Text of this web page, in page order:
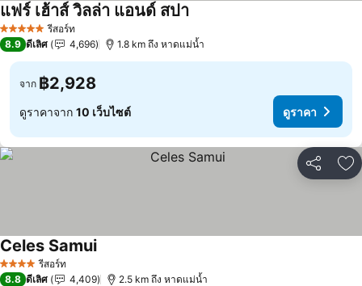
5 ดาว รีสอร์ท
แฟร์ เฮ้าส์ วิลล่า แอนด์ สปาดูราคา
8.9 ดีเลิศ 4,696 1.8 km ถึง หาดแม่น้ำ
จาก ฿2,928
ดูราคาจาก 10 เว็บไซต์ ดูราคา
แชร์ เ
4 ดาว รีสอร์ท
Celes Samuiดูราคา
8.8 ดีเลิศ 4,409 2.5 km ถึง หาดแม่น้ำ